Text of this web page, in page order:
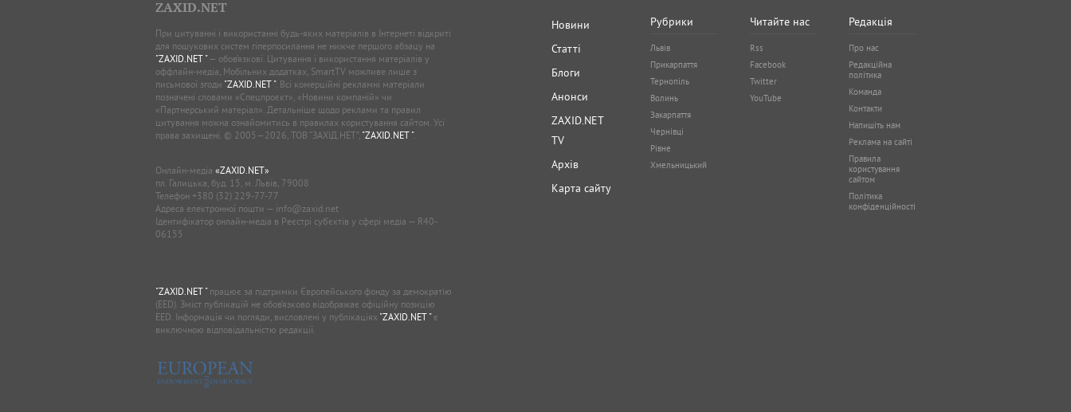
ZAXID.NET
При цитуванні і використанні будь-яких матеріалів в Інтернеті відкриті
для пошукових систем гіперпосилання не нижче першого абзацу на
"ZAXID.NET "— обов’язкові. Цитування і використання матеріалів у
оффлайн-медіа, Мобільних додатках, SmartTV можливе лише з
письмової згоди "ZAXID.NET ". Всі комерційні рекламні матеріали
позначені словами «Спецпроєкт», «Новини компаній» чи
«Партнерський матеріал». Детальніше щодо реклами та правил
цитування можна ознайомитись в правилах користування сайтом. Усі
права захищені. © 2005—2026, ТОВ “ЗАХІД.НЕТ”, "ZAXID.NET ".
Онлайн-медіа «ZAXID.NET»
пл. Галицька, буд. 15, м. Львів, 79008
Телефон +380 (32) 229-77-77
Адреса електронної пошти — info@zaxid.net
Ідентифікатор онлайн-медіа в Реєстрі суб'єктів у сфері медіа — R40-
06155
"ZAXID.NET "працює за підтримки Європейського фонду за демократію
(EED). Зміст публікацій не обов’язково відображає офіційну позицію
EED. Інформація чи погляди, висловлені у публікаціях "ZAXID.NET "є
виключною відповідальністю редакції.
Новини
Статті
Блоги
Анонси
ZAXID.NET
TV
Архів
Карта сайту
Рубрики
Львів
Прикарпаття
Тернопіль
Волинь
Закарпаття
Чернівці
Рівне
Хмельницький
Читайте нас
Rss
Facebook
Twitter
YouTube
Редакція
Про нас
Редакційна
політика
Команда
Контакти
Напишіть нам
Реклама на сайті
Правила
користування
сайтом
Політика
конфіденційності